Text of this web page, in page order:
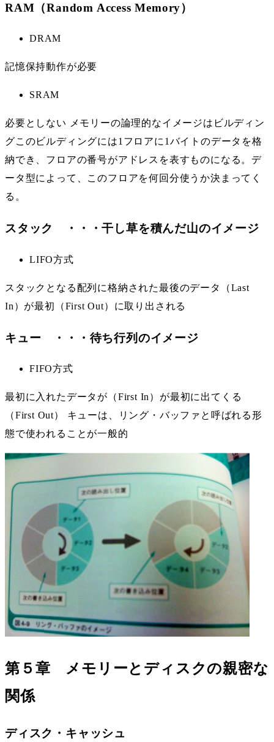
RAM（Random Access Memory）
DRAM
記憶保持動作が必要
SRAM
必要としない メモリーの論理的なイメージはビルディン
グこのビルディングには1フロアに1バイトのデータを格
納でき、フロアの番号がアドレスを表すものになる。デ
ータ型によって、このフロアを何回分使うか決まってく
る。
スタック ・・・干し草を積んだ山のイメージ
LIFO方式
スタックとなる配列に格納された最後のデータ（Last
In）が最初（First Out）に取り出される
キュー ・・・待ち行列のイメージ
FIFO方式
最初に入れたデータが（First In）が最初に出てくる
（First Out） キューは、リング・バッファと呼ばれる形
態で使われることが一般的
第５章 メモリーとディスクの親密な
関係
ディスク・キャッシュ